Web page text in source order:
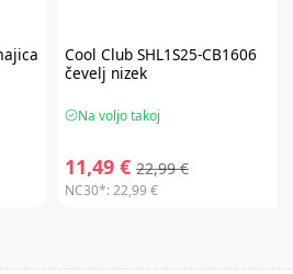
Cool Club SHL1S25-CB1606
čevelj nizek
Na voljo takoj
11,49 € 22,99 €
NC30*:22,99 €